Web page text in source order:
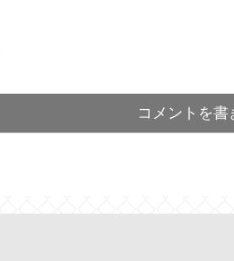
コメントを書